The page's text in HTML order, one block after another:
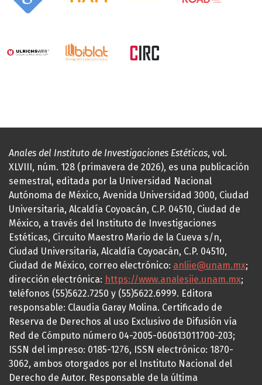
Anales del Instituto de Investigaciones Estéticas, vol.
XLVIII, núm. 128 (primavera de 2026), es una publicación
semestral, editada por la Universidad Nacional
Autónoma de México, Avenida Universidad 3000, Ciudad
Universitaria, Alcaldía Coyoacán, C.P. 04510, Ciudad de
México, a través del Instituto de Investigaciones
Estéticas, Circuito Maestro Mario de la Cueva s/n,
Ciudad Universitaria, Alcaldía Coyoacán, C.P. 04510,
Ciudad de México, correo electrónico: anliie@unam.mx;
dirección electrónica: https://www.analesiie.unam.mx;
teléfonos (55)5622.7250 y (55)5622.6999. Editora
responsable: Claudia Garay Molina. Certificado de
Reserva de Derechos al uso Exclusivo de Difusión vía
Red de Cómputo número 04-2005-060613011700-203;
ISSN del impreso: 0185-1276, ISSN electrónico: 1870-
3062, ambos otorgados por el Instituto Nacional del
Derecho de Autor. Responsable de la última